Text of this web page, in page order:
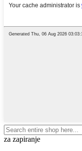
za zapiranje